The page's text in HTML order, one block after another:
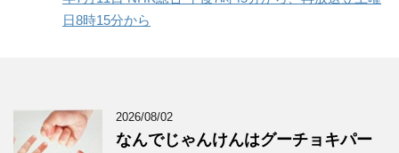
日8時15分から
2026/08/02
なんでじゃんけんはグーチョキパー